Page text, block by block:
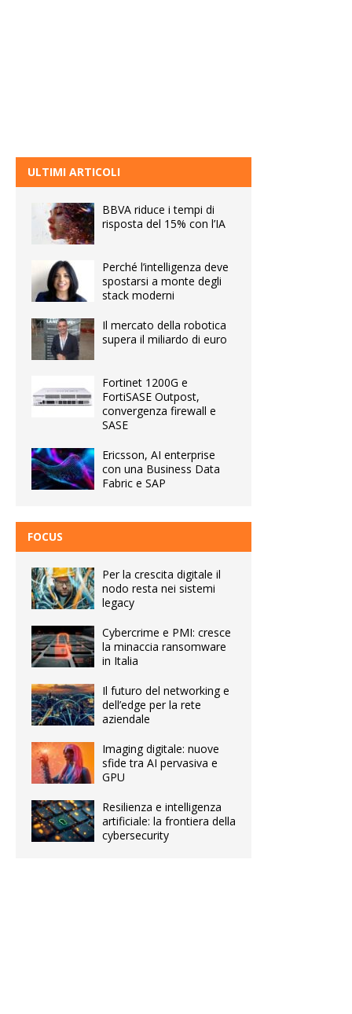
ULTIMI ARTICOLI
BBVA riduce i tempi di
risposta del 15% con l’IA
Perché l’intelligenza deve
spostarsi a monte degli
stack moderni
Il mercato della robotica
supera il miliardo di euro
Fortinet 1200G e
FortiSASE Outpost,
convergenza firewall e
SASE
Ericsson, AI enterprise
con una Business Data
Fabric e SAP
FOCUS
Per la crescita digitale il
nodo resta nei sistemi
legacy
Cybercrime e PMI: cresce
la minaccia ransomware
in Italia
Il futuro del networking e
dell’edge per la rete
aziendale
Imaging digitale: nuove
sfide tra AI pervasiva e
GPU
Resilienza e intelligenza
artificiale: la frontiera della
cybersecurity